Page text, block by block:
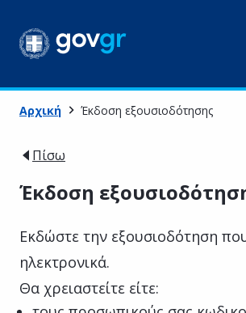
Αρχική Έκδοση εξουσιοδότησης
Πίσω
Έκδοση
Εκδώστε την εξουσιοδότηση
ηλεκτρονικά.
Θα χρειαστείτε είτε: